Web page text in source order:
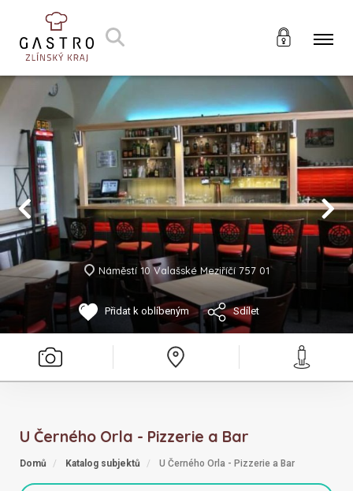
Náměstí 10 Valašské Meziříčí 757 01
Přidat k oblíbeným Sdílet
U Černého Orla - Pizzerie a Bar
Domů Katalog subjektů U Černého Orla - Pizzerie a Bar